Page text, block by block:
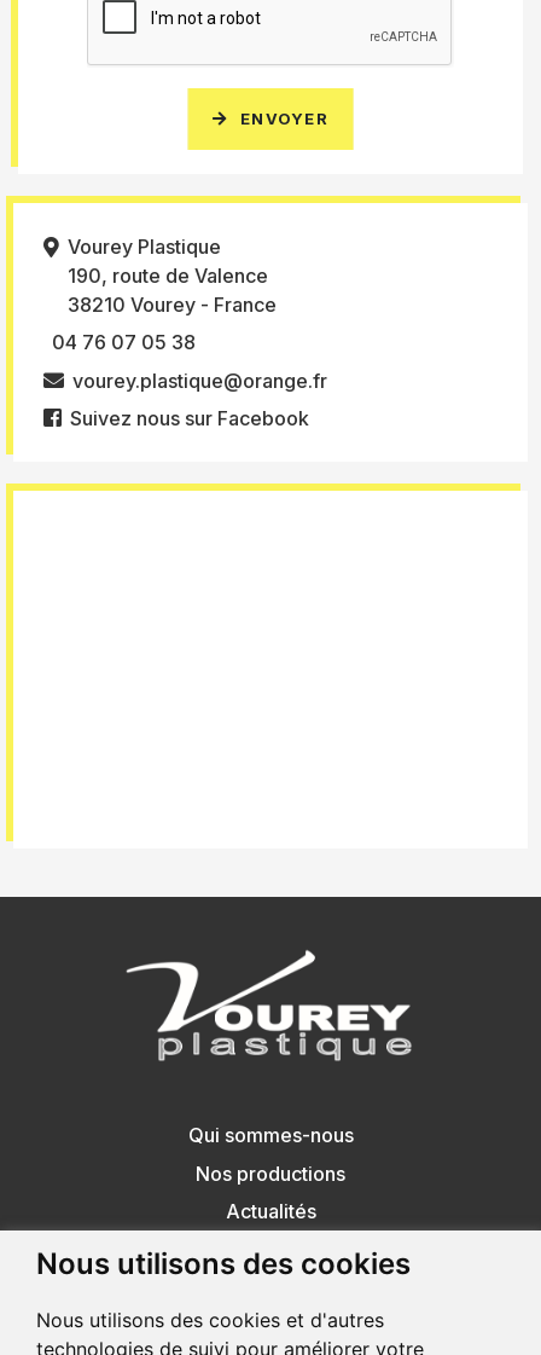
Nous utilisons des cookies
Nous utilisons des cookies et d'autres
technologies de suivi pour améliorer votre
ENVOYER
Vourey Plastique
190, route de Valence
38210 Vourey - France
04 76 07 05 38
vourey.plastique@orange.fr
Suivez nous sur Facebook
Qui sommes-nous
Nos productions
Actualités
Contact
vourey.plastique@orange.fr